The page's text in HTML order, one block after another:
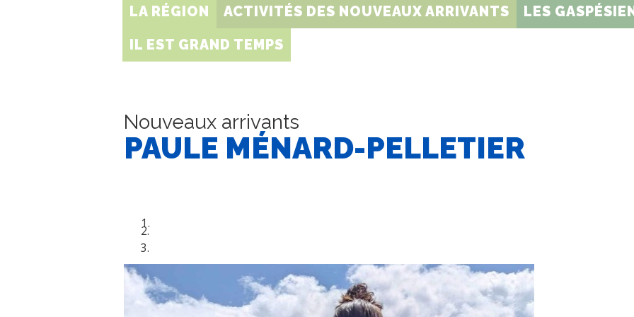
LA RÉGION ACTIVITÉS DES NOUVEAUX ARRIVANTS LES
IL EST GRAND TEMPS
Nouveaux arrivants
PAULE MÉNARD-PELLETIER